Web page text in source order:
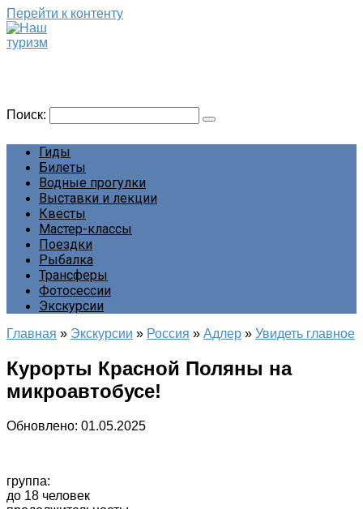
Перейти к контенту
Поиск:
Гиды
Билеты
Водные прогулки
Выставки и лекции
Квесты
Мастер-классы
Поездки
Рыбалка
Трансферы
Фотосессии
Экскурсии
Главная » Экскурсии » Россия » Адлер » Увидеть главное
Курорты Красной Поляны на
микроавтобусе!
Обновлено: 01.05.2025
группа:
до 18 человек